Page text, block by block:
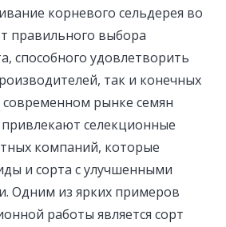
корневого сельдерея во
правильного выбора
способного удовлетворить
так и конечных
современном рынке семян
селекционные
компаний, которые
и сорта с улучшенными
Одним из ярких примеров
работы является сорт